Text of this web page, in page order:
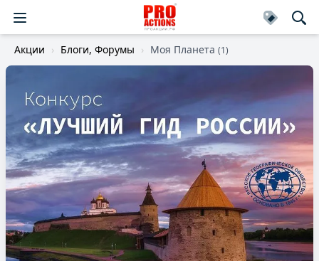
Акции Блоги, Форумы Моя Планета (1)